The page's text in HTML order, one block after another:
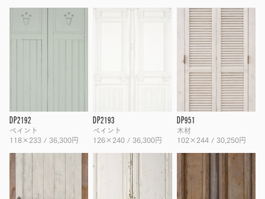
DP2192
ペイント
118×233 / 36,300円
DP2193
ペイント
126×240 / 36,300円
DP951
木材
102×244 / 30,250円